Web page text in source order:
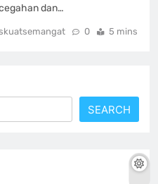
dan…
0 5 mins
SEARCH